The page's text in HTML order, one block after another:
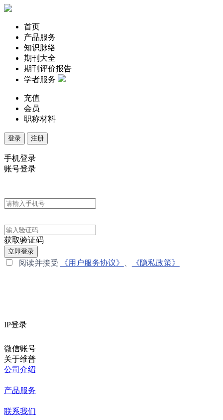
首页
产品服务
知识脉络
期刊大全
期刊评价报告
学者服务
充值
会员
职称材料
登录 注册
手机登录
账号登录
获取验证码
立即登录
阅读并接受 《用户服务协议》 《隐私政策》
IP登录
微信账号
关于维普
公司介绍
产品服务
联系我们